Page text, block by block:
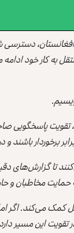
دسترسی
به کار خود
پاسخگویی
برخوردار باشند و
تا گزارش‌های
حمایت مخاطبان
کمک می‌کند. اگر
این مسیر